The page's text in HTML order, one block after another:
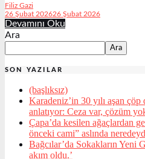
Filiz Gazi
26 Şubat 202626 Şubat 2026
Devamını Oku
Ara
Ara
SON YAZILAR
(başlıksız)
Karadeniz’in 30 yılı aşan
anlatıyor: Ceza var, çözüm
Çapa’da kesilen ağaçlardan
önceki cami” aslında
Bağcılar’da Sokakların Yeni
akım oldu.’